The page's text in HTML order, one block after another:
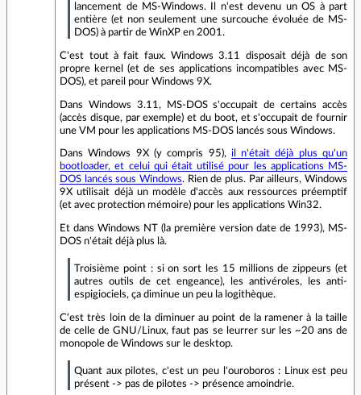
lancement de MS-Windows. Il n'est devenu un OS à part
entière (et non seulement une surcouche évoluée de MS-
DOS) à partir de WinXP en 2001.
C'est tout à fait faux. Windows 3.11 disposait déjà de son
propre kernel (et de ses applications incompatibles avec MS-
DOS), et pareil pour Windows 9X.
Dans Windows 3.11, MS-DOS s'occupait de certains accès
(accès disque, par exemple) et du boot, et s'occupait de fournir
une VM pour les applications MS-DOS lancés sous Windows.
Dans Windows 9X (y compris 95), il n'était déjà plus qu'un
bootloader, et celui qui était utilisé pour les applications MS-
DOS lancés sous Windows. Rien de plus. Par ailleurs, Windows
9X utilisait déjà un modèle d'accès aux ressources préemptif
(et avec protection mémoire) pour les applications Win32.
Et dans Windows NT (la première version date de 1993), MS-
DOS n'était déjà plus là.
Troisième point : si on sort les 15 millions de zippeurs (et
autres outils de cet engeance), les antivéroles, les anti-
espigiociels, ça diminue un peu la logithèque.
C'est très loin de la diminuer au point de la ramener à la taille
de celle de GNU/Linux, faut pas se leurrer sur les ~20 ans de
monopole de Windows sur le desktop.
Quant aux pilotes, c'est un peu l'ouroboros : Linux est peu
présent -> pas de pilotes -> présence amoindrie.